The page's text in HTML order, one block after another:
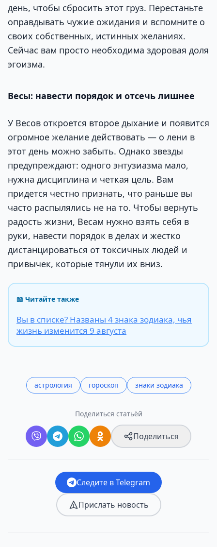
день, чтобы сбросить этот груз. Перестаньте
оправдывать чужие ожидания и вспомните о
своих собственных, истинных желаниях.
Сейчас вам просто необходима здоровая доля
эгоизма.
Весы: навести порядок и отсечь лишнее
У Весов откроется второе дыхание и появится
огромное желание действовать — о лени в
этот день можно забыть. Однако звезды
предупреждают: одного энтузиазма мало,
нужна дисциплина и четкая цель. Вам
придется честно признать, что раньше вы
часто распылялись не на то. Чтобы вернуть
радость жизни, Весам нужно взять себя в
руки, навести порядок в делах и жестко
дистанцироваться от токсичных людей и
привычек, которые тянули их вниз.
📖 Читайте также
Вы в списке? Названы 4 знака зодиака, чья
жизнь изменится 9 августа
астрология гороскоп знаки зодиака
Поделиться статьёй
Поделиться
Следите в Telegram
Прислать новость